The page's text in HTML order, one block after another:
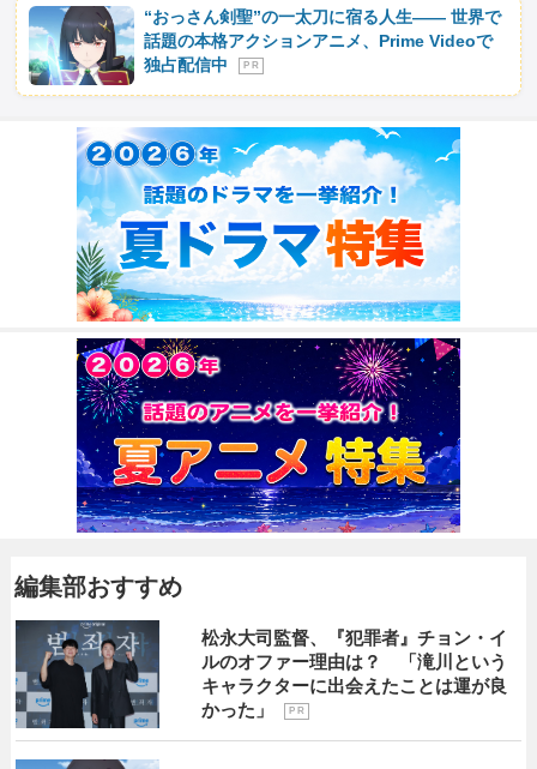
“おっさん剣聖”の一太刀に宿る人生―― 世界で
話題の本格アクションアニメ、Prime Videoで
独占配信中
P R
編集部おすすめ
松永大司監督、『犯罪者』チョン・イ
ルのオファー理由は？ 「滝川という
キャラクターに出会えたことは運が良
かった」
P R